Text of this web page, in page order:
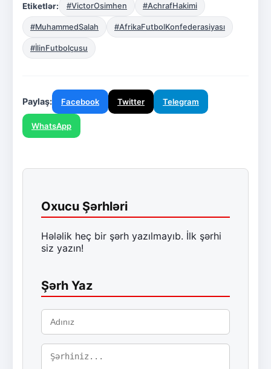
Etiketlər: #VictorOsimhen #AchrafHakimi
#MuhammedSalah #AfrikaFutbolKonfederasiyası
#İlinFutbolçusu
Paylaş: Facebook Twitter Telegram
WhatsApp
Oxucu Şərhləri
Hələlik heç bir şərh yazılmayıb. İlk şərhi
siz yazın!
Şərh Yaz